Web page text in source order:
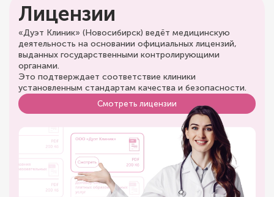
Лицензии
«Дуэт Клиник» (Новосибирск) ведёт медицинскую
деятельность на основании официальных лицензий,
выданных государственными контролирующими
органами.
Это подтверждает соответствие клиники
установленным стандартам качества и безопасности.
Смотреть лицензии